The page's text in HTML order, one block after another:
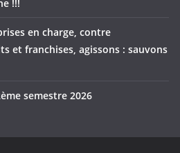
!!!
en charge, contre
et franchises, agissons : sauvons
semestre 2026